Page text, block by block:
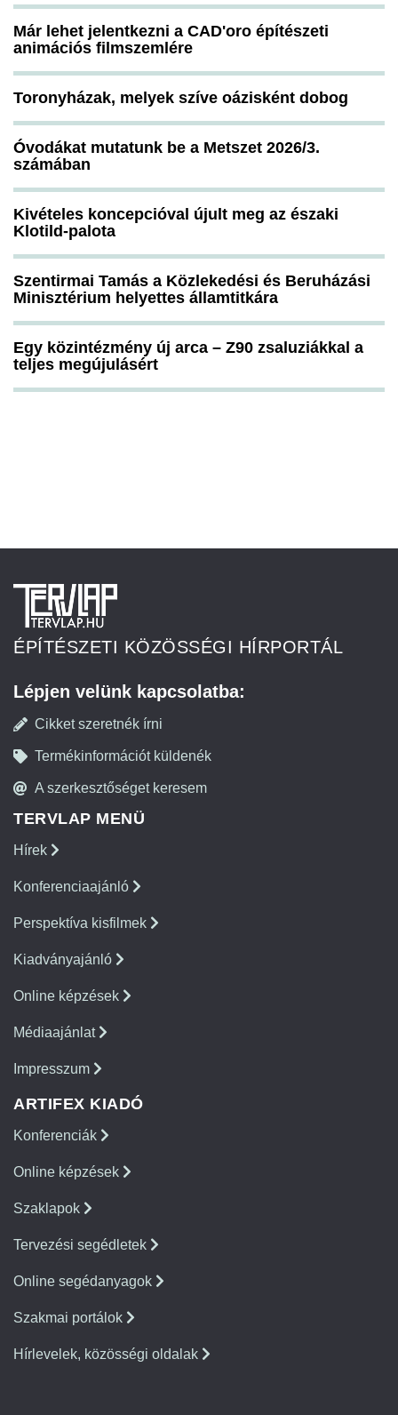
Már lehet jelentkezni a CAD'oro építészeti
animációs filmszemlére
Toronyházak, melyek szíve oázisként dobog
Óvodákat mutatunk be a Metszet 2026/3.
számában
Kivételes koncepcióval újult meg az északi
Klotild-palota
Szentirmai Tamás a Közlekedési és Beruházási
Minisztérium helyettes államtitkára
Egy közintézmény új arca – Z90 zsaluziákkal a
teljes megújulásért
ÉPÍTÉSZETI KÖZÖSSÉGI HÍRPORTÁL
Lépjen velünk kapcsolatba:
Cikket szeretnék írni
Termékinformációt küldenék
A szerkesztőséget keresem
TERVLAP MENÜ
Hírek
Konferenciaajánló
Perspektíva kisfilmek
Kiadványajánló
Online képzések
Médiaajánlat
Impresszum
ARTIFEX KIADÓ
Konferenciák
Online képzések
Szaklapok
Tervezési segédletek
Online segédanyagok
Szakmai portálok
Hírlevelek, közösségi oldalak